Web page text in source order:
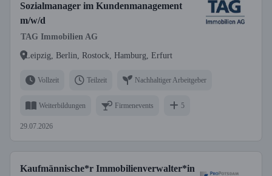
Sozialmanager im Kundenmanagement
m/w/d
TAG Immobilien AG
Leipzig, Berlin, Rostock, Hamburg, Erfurt
Vollzeit Teilzeit Nachhaltiger Arbeitgeber
Weiterbildungen Firmenevents 5
29.07.2026
Kaufmännische*r Immobilienverwalter*in